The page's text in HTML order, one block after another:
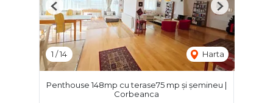
1 /14 Harta
Previous Next
Penthouse 148mp cu terase75 mp și șemineu |
Corbeanca